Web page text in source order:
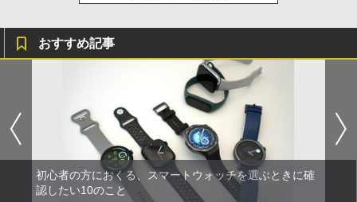
おすすめ記事
初心者の方におくる、スマートウォッチを選ぶときに確
認したい10のこと